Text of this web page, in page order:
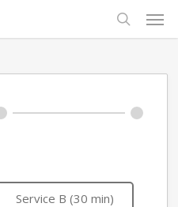
search
Service B (30 min)